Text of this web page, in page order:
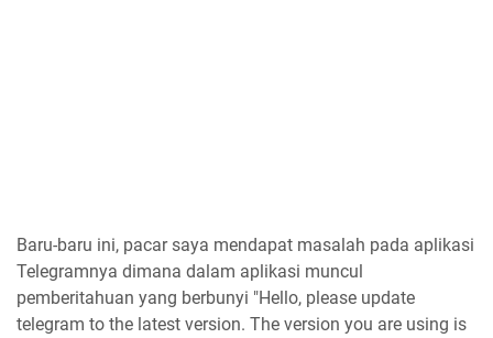
Baru-baru ini, pacar saya mendapat masalah pada aplikasi
Telegramnya dimana dalam aplikasi muncul
pemberitahuan yang berbunyi "Hello, please update
telegram to the latest version. The version you are using is